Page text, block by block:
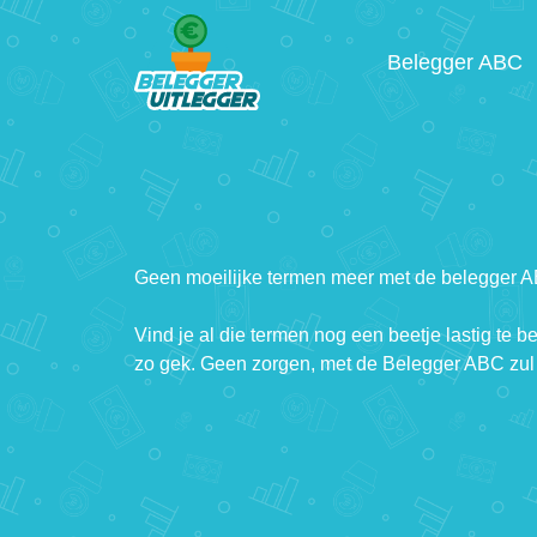
Belegger ABC
Geen moeilijke termen meer met de belegger
Vind je al die termen nog een beetje lastig te
zo gek. Geen zorgen, met de Belegger ABC